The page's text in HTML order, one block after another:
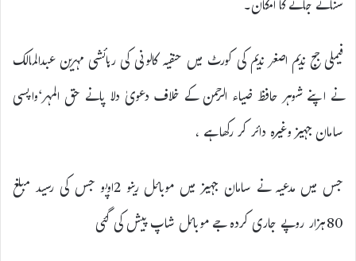
فیملی جج ندیم اصغر ندیم کی کورٹ میں حنفیہ کالونی کی رہائشی مہرین عبدالمالک
نے اپنے شوہر حافظ ضیاء الرحمن کے خلاف دعویٰ دلا پانے حق المہر‘واپسی
سامان جہیز وغیرہ دائر کر رکھا ہے ،
جس میں مدعیہ نے سامان جہیز میں موبائل رینو 2اوپو جس کی رسید مبلغ
80ہزار روپے جاری کردہ جے موبائل شاپ پیش کی گئی